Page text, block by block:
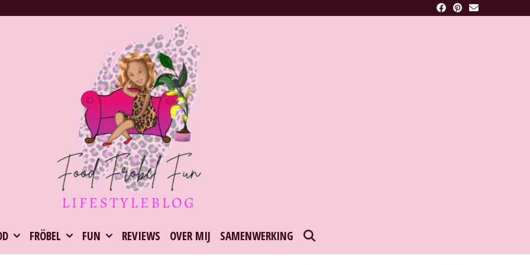
FRÖBEL FUN REVIEWS OVER MIJ SAMENWERKING